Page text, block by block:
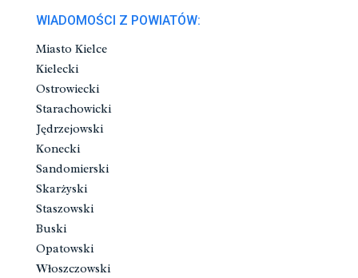
WIADOMOŚCI Z POWIATÓW:
Miasto Kielce
Kielecki
Ostrowiecki
Starachowicki
Jędrzejowski
Konecki
Sandomierski
Skarżyski
Staszowski
Buski
Opatowski
Włoszczowski